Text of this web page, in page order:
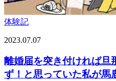
体験記
2023.07.07
離婚届を突き付ければ旦
ず！と思っていた私が馬